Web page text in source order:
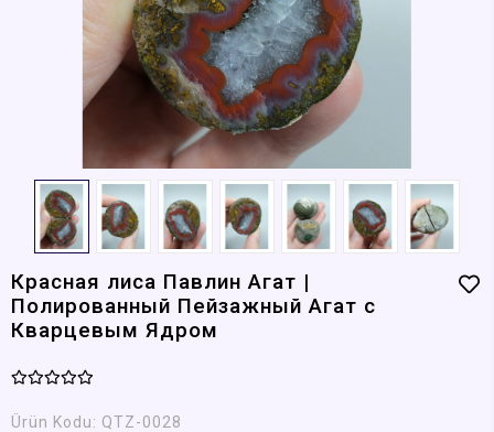
Красная лиса Павлин Агат |
Полированный Пейзажный Агат с
Кварцевым Ядром
Ürün Kodu: QTZ-0028